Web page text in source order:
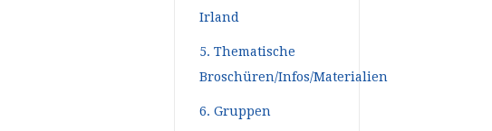
Irland
5. Thematische
Broschüren/Infos/Materialien
6. Gruppen